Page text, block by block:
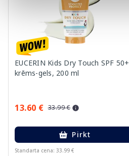
EUCERIN Kids Dry Touch SPF 50+
krēms-gels, 200 ml
13.60 € 33.99 €
Pirkt
Standarta cena: 33.99 €